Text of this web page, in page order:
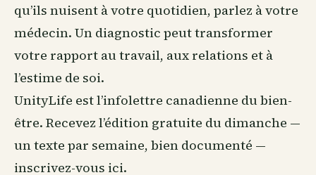
qu’ils nuisent à votre quotidien, parlez à votre
médecin. Un diagnostic peut transformer
votre rapport au travail, aux relations et à
l’estime de soi.
UnityLife est l’infolettre canadienne dubien-
être. Recevez l’édition gratuite du dimanche —
un texte par semaine, bien documenté —
inscrivez-vous ici.